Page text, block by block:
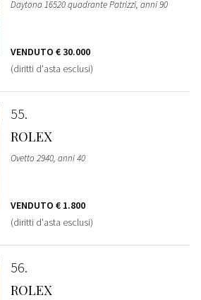
Daytona 16520 quadrante Patrizzi, anni 90
VENDUTO € 30.000
(diritti d'asta esclusi)
55
ROLEX
Ovetto 2940, anni 40
VENDUTO € 1.800
(diritti d'asta esclusi)
56
ROLEX